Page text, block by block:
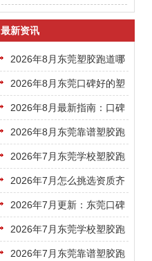
最新资讯
2026年8月东莞塑胶跑道哪
家靠谱？好用款挑选攻略快
码住
2026年8月东莞口碑好的塑
胶跑道选哪家看完这篇就够
了
2026年8月最新指南：口碑
好的东莞塑胶跑道选哪家更
专业靠谱
2026年8月东莞靠谱塑胶跑
道机构挑选避坑指南请收好
2026年7月东莞学校塑胶跑
道选哪家？靠谱厂商盘点看
完不踩坑
2026年7月怎么挑选资质齐
全专业靠谱的东莞塑胶跑道
公司
2026年7月更新：东莞口碑
好的塑胶跑道厂家名单建议
收藏
2026年7月东莞学校塑胶跑
道，靠谱施工厂商该去哪里
2026年7月东莞靠谱塑胶跑